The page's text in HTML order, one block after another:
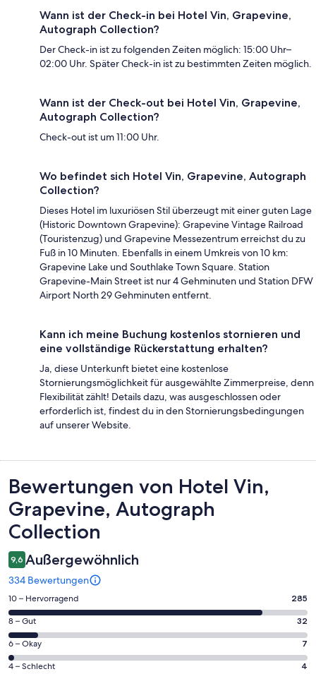
Wann ist der Check-in bei Hotel Vin, Grapevine,
Autograph Collection?
Der Check-in ist zu folgenden Zeiten möglich: 15:00 Uhr–
02:00 Uhr. Später Check-in ist zu bestimmten Zeiten möglich.
Wann ist der Check-out bei Hotel Vin, Grapevine,
Autograph Collection?
Check-out ist um 11:00 Uhr.
Wo befindet sich Hotel Vin, Grapevine, Autograph
Collection?
Dieses Hotel im luxuriösen Stil überzeugt mit einer guten Lage
(Historic Downtown Grapevine): Grapevine Vintage Railroad
(Touristenzug) und Grapevine Messezentrum erreichst du zu
Fuß in 10 Minuten. Ebenfalls in einem Umkreis von 10 km:
Grapevine Lake und Southlake Town Square. Station
Grapevine-Main Street ist nur 4 Gehminuten und Station DFW
Airport North 29 Gehminuten entfernt.
Kann ich meine Buchung kostenlos stornieren und
eine vollständige Rückerstattung erhalten?
Ja, diese Unterkunft bietet eine kostenlose
Stornierungsmöglichkeit für ausgewählte Zimmerpreise, denn
Flexibilität zählt! Details dazu, was ausgeschlossen oder
erforderlich ist, findest du in den Stornierungsbedingungen
auf unserer Website.
Bewertungen
Bewertungen von Hotel Vin,
Grapevine, Autograph
Collection
9,6 Außergewöhnlich
334 Bewertungen
285
von
insgesamt
334
Gästebewertungen
10 – Hervorragend 285
32
von
insgesamt
334
8 – Gut 32
7
von
6 – Okay 7
4
4 – Schlecht 4